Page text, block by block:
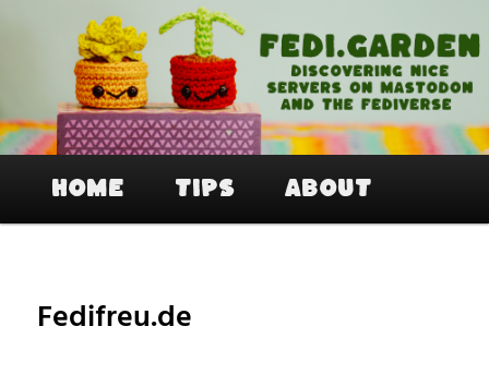
Fedi.Garden – An easy way to join
Mastodon and the Fediverse
Home Tips About
Fedifreu.de